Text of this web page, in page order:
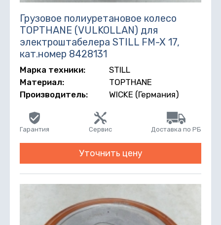
Грузовое полиуретановое колесо
TOPTHANE (VULKOLLAN) для
электроштабелера STILL FM-X 17,
кат.номер 8428131
Марка техники:
STILL
Материал:
TOPTHANE
Производитель:
WICKE (Германия)
Гарантия Сервис Доставка по РБ
Уточнить цену